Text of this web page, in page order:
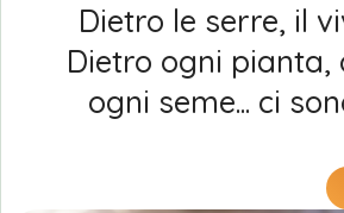
Dietro le serre, il
Dietro ogni pianta,
ogni seme... ci